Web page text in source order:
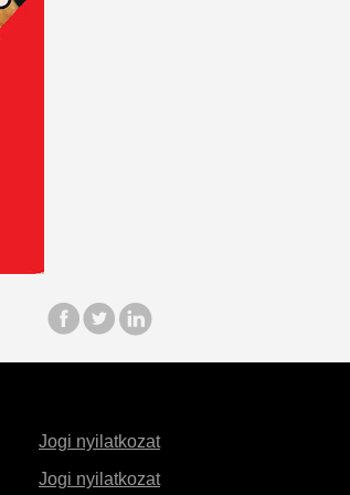
Jogi nyilatkozat
Jogi nyilatkozat